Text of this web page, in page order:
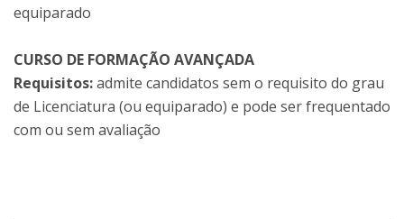
equiparado
CURSO DE FORMAÇÃO AVANÇADA
Requisitos:admite candidatos sem o requisito do grau
de Licenciatura (ou equiparado) e pode ser frequentado
com ou sem avaliação